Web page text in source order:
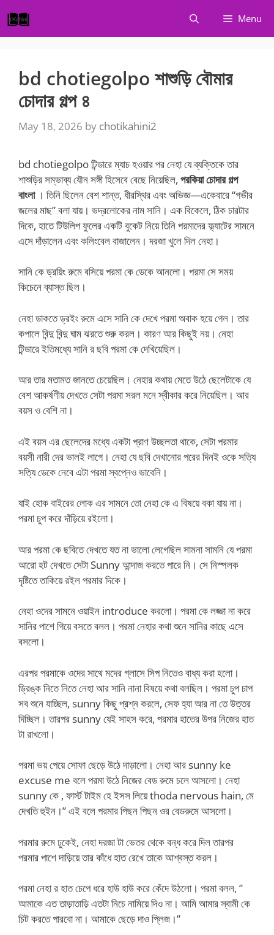
to
content
Menu
bd chotiegolpo শাশুড়ি বৌমার
চোদার গল্প ৪
May 18, 2026 by chotikahini2
bd chotiegolpo টিন্ডারে ম্যাচ হওয়ার পর নেহা যে ব্যক্তিকে তার
শাশুড়ির সম্ভাব্য যৌন সঙ্গী হিসেবে বেছে নিয়েছিল, পরকিয়া চোদার গল্প
বাংলা। তিনি ছিলেন বেশ শান্ত, ধীরস্থির এবং অভিজ্ঞ—একেবারে “গভীর
জলের মাছ” বলা যায়। ভদ্রলোকের নাম সানি। এক বিকেলে, ঠিক চারটার
দিকে, হাতে টিউলিপ ফুলের একটি বুকেট নিয়ে তিনি পরমাদের ফ্ল্যাটের সামনে
এসে দাঁড়ালেন এবং কলিংবেল বাজালেন। দরজা খুলে দিল নেহা।
সানি কে ড্রয়িং রুমে বসিয়ে পরমা কে ডেকে আনলো। পরমা সে সময়
কিচেনে ব্যাস্ত ছিল।
নেহা ডাকতে ড্রইং রুমে এসে সানি কে দেখে পরমা অবাক হয়ে গেল। তার
কপালে বিন্দু বিন্দু ঘাম ঝরতে শুরু করল। কারণ আর কিছুই নয়। নেহা
টিন্ডারে ইতিমধ্যে সানি র ছবি পরমা কে দেখিয়েছিল।
আর তার মতামত জানতে চেয়েছিল। নেহার কথায় মেতে উঠে ছেলেটাকে যে
বেশ আকর্ষণীয় দেখতে সেটা পরমা সরল মনে স্বীকার করে নিয়েছিল। আর
বয়স ও বেশি না।
এই বয়স এর ছেলেদের মধ্যে একটা প্রাণ উচ্ছলতা থাকে, সেটা পরমার
বয়সী নারী দের ভালই লাগে। নেহা যে ছবি দেখানোর পরের দিনই ওকে সত্যি
সত্যি ডেকে নেবে এটা পরমা স্বপ্নেও ভাবেনি।
যাই হোক বাইরের লোক এর সামনে তো নেহা কে এ বিষয়ে বকা যায় না।
পরমা চুপ করে দাঁড়িয়ে রইলো।
আর পরমা কে ছবিতে দেখতে যত না ভালো লেগেছিল সামনা সামনি যে পরমা
আরো হট দেখতে সেটা Sunny আন্দাজ করতে পারে নি। সে নিস্পলক
দৃষ্টিতে তাকিয়ে রইল পরমার দিকে।
নেহা ওদের সামনে ওয়াইন introduce করলো। পরমা কে লজ্জা না করে
সানির পাশে গিয়ে বসতে বলল। পরমা নেহার কথা শুনে সানির কাছে এসে
বসলো।
এরপর পরমাকে ওদের সাথে মদের গ্লাসে সিপ নিতেও বাধ্য করা হলো।
ড্রিঙ্ক নিতে নিতে নেহা আর সানি নানা বিষয়ে কথা বলছিল। পরমা চুপ চাপ
সব শুনে যাচ্ছিল, sunny কিছু প্রশ্ন করলে, সেফ হ্যা আর না তে উত্তর
দিচ্ছিল। তারপর sunny যেই সাহস করে, পরমার হাতের উপর নিজের হাত
টা রাখলো।
পরমা ভয় পেয়ে সোফা ছেড়ে উঠে দাড়ালো। নেহা আর sunny ke
excuse me বলে পরমা উঠে নিজের বেড রুমে চলে আসলো। নেহা
sunny কে , ফার্স্ট টাইম হে ইসস লিয়ে thoda nervous hain, মে
দেখতি হুইন।” এই বলে পরমার পিছন পিছন ওর বেডরুমে আসলো।
পরমার রুমে ঢুকেই, নেহা দরজা টা ভেতর থেকে বন্ধ করে দিল তারপর
পরমার পাশে দাড়িয়ে তার কাঁধে হাত রেখে তাকে আশ্বস্ত করল।
পরমা নেহা র হাত চেপে ধরে হাউ হাউ করে কেঁদে উঠলো। পরমা বলল, ”
আমাকে এত তাড়াতাড়ি এতটা নিচে নামিয়ে দিও না। আমি আমার স্বামী কে
চিট করতে পারবো না। আমাকে ছেড়ে দাও প্লিজ।”